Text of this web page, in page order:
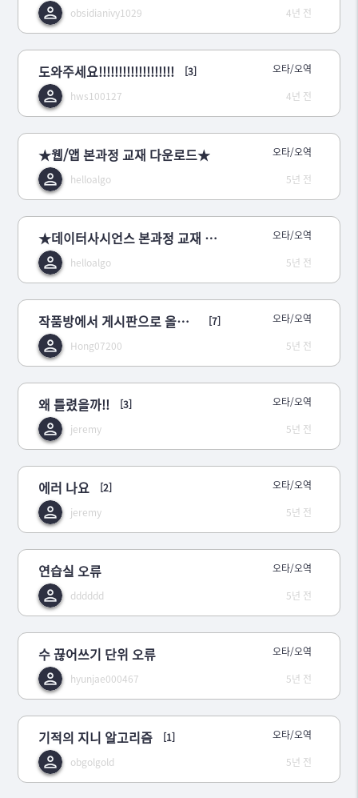
obsidianivy1029
4년 전
도와주세요!!!!!!!!!!!!!!!!!!!
[3]
hws100127
오타/오역
4년 전
★웹/앱 본과정 교재 다운로드★
helloalgo
오타/오역
5년 전
★데이터사시언스 본과정 교재 다운로드★
helloalgo
오타/오역
5년 전
작품방에서 게시판으로 올때 버그인가?아니면 이스터에그일까?
[7]
Hong07200
오타/오역
5년 전
왜 틀렸을까!!
[3]
jeremy
오타/오역
5년 전
에러 나요
[2]
jeremy
오타/오역
5년 전
연습실 오류
dddddd
오타/오역
5년 전
수 끊어쓰기 단위 오류
hyunjae000467
오타/오역
5년 전
기적의 지니 알고리즘
[1]
obgolgold
오타/오역
5년 전